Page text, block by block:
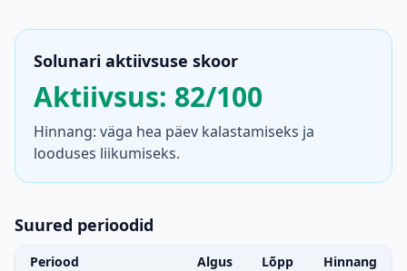
Solunari aktiivsuse skoor
Aktiivsus: 82/100
Hinnang: väga hea päev kalastamiseks ja
looduses liikumiseks.
Suured perioodid
Periood Algus Lõpp
Hinnang